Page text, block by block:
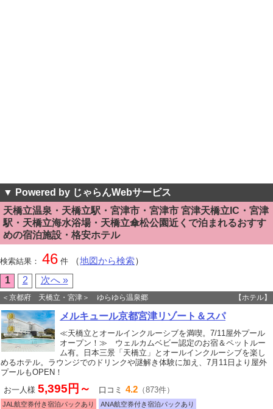
▼ Powered by じゃらんWebサービス
天橋立温泉・天橋立駅・宮津市・宮津市 宮津天橋立IC・宮津
駅・天橋立海水浴場・天橋立傘松公園近くで泊まれるおすす
めの宿泊施設・格安ホテル
検索結果： 46 件 （地図から検索）
1 2 次へ »
＜京都府 天橋立・宮津＞ ゆらゆら温泉郷 【ホテル】
メルキュール京都宮津リゾート＆スパ
≪天橋立とオールインクルーシブを満喫。7/11屋外プール
オープン！≫ ウェルカムベビー認定のお宿＆ペットルー
ム有。日本三景「天橋立」とオールインクルーシブを楽し
めるホテル。ラウンジでのドリンクや謎解き体験に加え、7月11日より屋外
プールもOPEN！
お一人様 5,395円～ 口コミ 4.2 （873件）
JAL航空券付き宿泊パックあり ANA航空券付き宿泊パックあり